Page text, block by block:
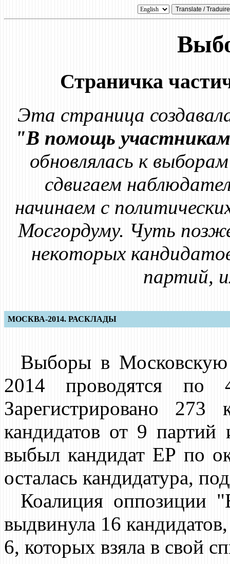
Страничка
Эта страница
"В помощь
обновлялась к
cдвигаем
начинаем с
Мосгордуму. Чуть
некоторых
партий,
МОСКВА-2014. РАСКЛАДЫ
Выборы в
2014 проводятся по
Зарегистрировано
кандидатов от 9
выбыл кандидат ЕР по
осталась кандидатура,
Коалиция оппозиции
выдвинула 16
6, которых взяла в свой